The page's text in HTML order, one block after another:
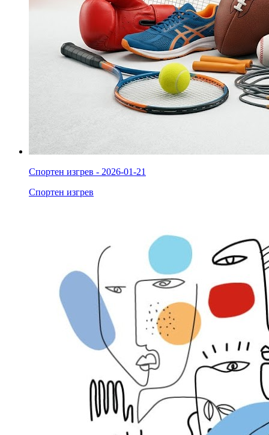
Спортен изгрев - 2026-01-21
Спортен изгрев